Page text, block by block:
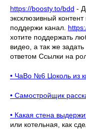
https://boosty.to/bdd -
эксклюзивный
поддержи канал.
хотите поддержать
видео, а так же
ответом Ссылки на
• ЧаВо №6 Цоколь из
• Самостройщик
• Какая стена
или котельная, как